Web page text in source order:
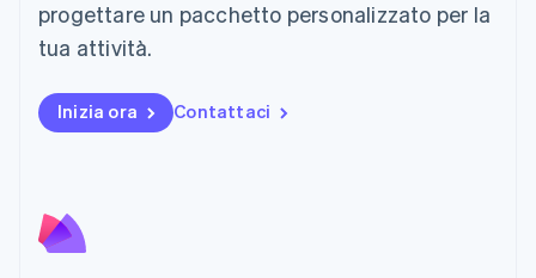
progettare un pacchetto personalizzato per la
tua attività.
Inizia ora Contattaci
Español English
Norvegia
Nuova Zelanda
English
Paesi Bassi
Portogallo
Português